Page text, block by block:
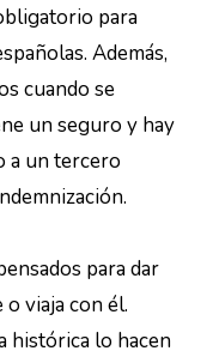
para
Además,
cuando se
un seguro y hay
a un tercero
para dar
viaja con él.
histórica lo hacen